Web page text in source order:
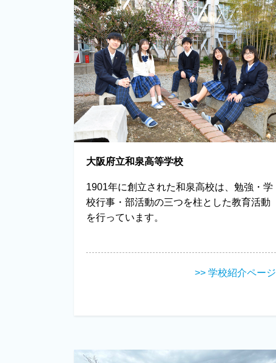
大阪府立和泉高等学校
1901年に創立された和泉高校は、勉強・学
校行事・部活動の三つを柱とした教育活動
を行っています。
>> 学校紹介ページ